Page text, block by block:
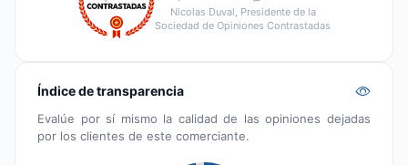
Nicolas Duval, Presidente de la
Sociedad de Opiniones Contrastadas
Índice de transparencia
Evalúe por sí mismo la calidad de las opiniones dejadas
por los clientes de este comerciante.